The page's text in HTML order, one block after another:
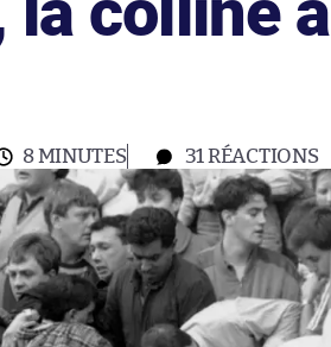
8 MINUTES 31 RÉACTIONS